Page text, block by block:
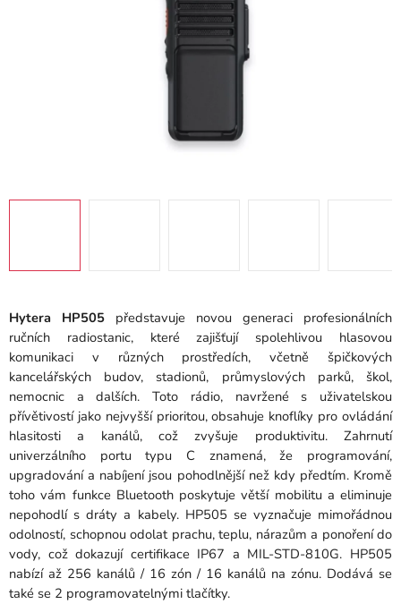
Hytera HP505 představuje novou generaci profesionálních
ručních radiostanic, které zajišťují spolehlivou hlasovou
komunikaci v různých prostředích, včetně špičkových
kancelářských budov, stadionů, průmyslových parků, škol,
nemocnic a dalších.
Toto rádio, navržené s uživatelskou
přívětivostí jako nejvyšší prioritou, obsahuje knoflíky pro ovládání
hlasitosti a kanálů, což zvyšuje produktivitu.
Zahrnutí
univerzálního portu typu C znamená, že programování,
upgradování a nabíjení jsou pohodlnější než kdy předtím. Kromě
toho vám funkce Bluetooth poskytuje větší mobilitu a eliminuje
nepohodlí s dráty a kabely. HP505 se vyznačuje mimořádnou
odolností, schopnou odolat prachu, teplu, nárazům a ponoření do
vody, což dokazují certifikace IP67 a MIL-STD-810G. HP505
nabízí až 256 kanálů / 16 zón / 16 kanálů na zónu. Dodává se
také se 2 programovatelnými tlačítky.